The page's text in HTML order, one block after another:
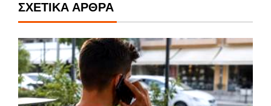
ΣΧΕΤΙΚΆ ΆΡΘΡΑ